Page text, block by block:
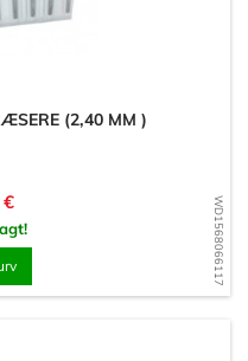
WD1568066117
(2,40 MM )